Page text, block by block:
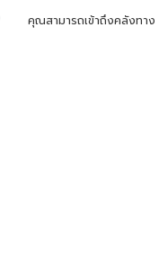
คุณสามารถเข้าถึงคลังทาง